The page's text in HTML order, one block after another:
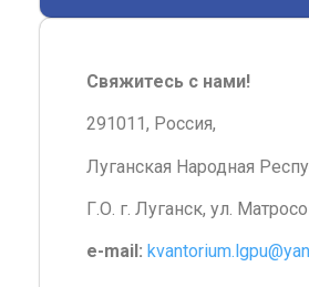
Свяжитесь с нами!
291011, Россия,
Луганская Народная
Г.О. г. Луганск, ул.
e-mail: